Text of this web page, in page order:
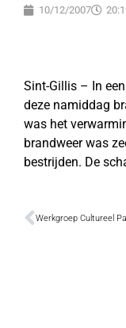
10/12/2007
Sint-Gillis – In
deze namiddag
was het
brandweer was
bestrijden. De